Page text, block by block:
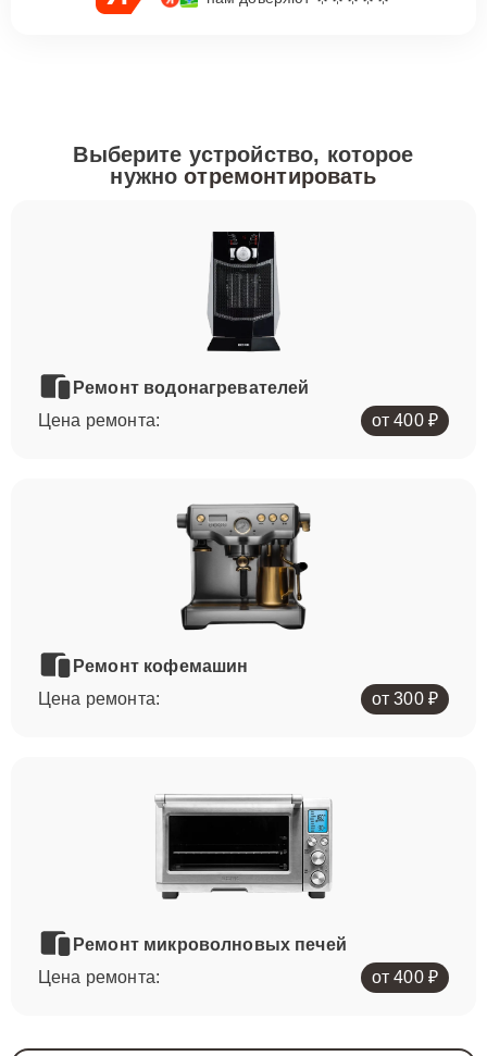
Выберите устройство, которое
нужноотремонтировать
Ремонт водонагревателей
Цена ремонта:
от 400 ₽
Ремонт кофемашин
Цена ремонта:
от 300 ₽
Ремонт микроволновых печей
Цена ремонта:
от 400 ₽